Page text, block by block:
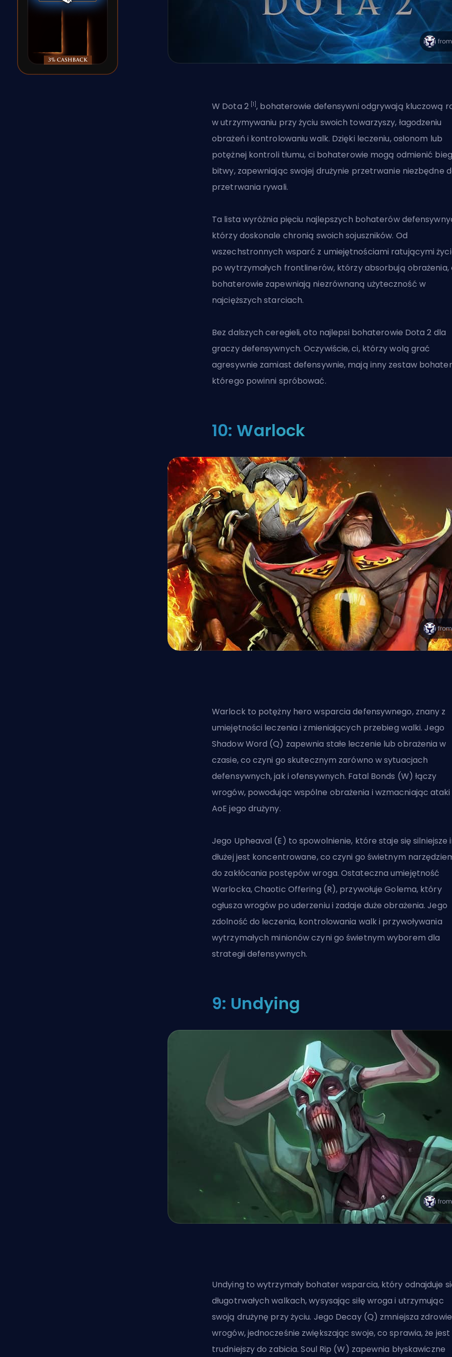
W Dota 2 [1] , bohaterowie defensywni odgrywają kluczową
w utrzymywaniu przy życiu swoich towarzyszy, łagodzeniu
obrażeń i kontrolowaniu walk. Dzięki leczeniu, osłonom lub
potężnej kontroli tłumu, ci bohaterowie mogą odmienić bieg
bitwy, zapewniając swojej drużynie przetrwanie niezbędne
przetrwania rywali.
Ta lista wyróżnia pięciu najlepszych bohaterów
którzy doskonale chronią swoich sojuszników. Od
wszechstronnych wsparć z umiejętnościami ratującymi
po wytrzymałych frontlinerów, którzy absorbują obrażenia,
bohaterowie zapewniają niezrównaną użyteczność w
najcięższych starciach.
Bez dalszych ceregieli, oto najlepsi bohaterowie Dota 2 dla
graczy defensywnych. Oczywiście, ci, którzy wolą grać
agresywnie zamiast defensywnie, mają inny zestaw
którego powinni spróbować.
10: Warlock
Warlock to potężny hero wsparcia defensywnego, znany z
umiejętności leczenia i zmieniających przebieg walki. Jego
Shadow Word (Q) zapewnia stałe leczenie lub obrażenia w
czasie, co czyni go skutecznym zarówno w sytuacjach
defensywnych, jak i ofensywnych. Fatal Bonds (W) łączy
wrogów, powodując wspólne obrażenia i wzmacniając ataki
AoE jego drużyny.
Jego Upheaval (E) to spowolnienie, które staje się silniejsze
dłużej jest koncentrowane, co czyni go świetnym
do zakłócania postępów wroga. Ostateczna umiejętność
Warlocka, Chaotic Offering (R), przywołuje Golema, który
ogłusza wrogów po uderzeniu i zadaje duże obrażenia. Jego
zdolność do leczenia, kontrolowania walk i przywoływania
wytrzymałych minionów czyni go świetnym wyborem dla
strategii defensywnych.
9: Undying
Undying to wytrzymały bohater wsparcia, który odnajduje
długotrwałych walkach, wysysając siłę wroga i utrzymując
swoją drużynę przy życiu. Jego Decay (Q) zmniejsza zdrowie
wrogów, jednocześnie zwiększając swoje, co sprawia, że jest
trudniejszy do zabicia. Soul Rip (W) zapewnia błyskawiczne